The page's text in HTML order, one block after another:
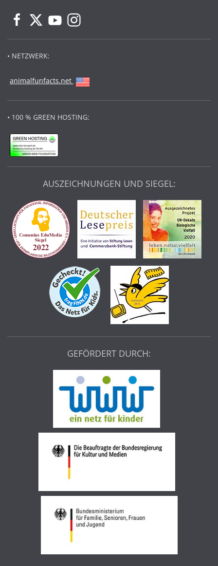
• NETZWERK:
animalfunfacts.net
• 100 % GREEN HOSTING:
AUSZEICHNUNGEN UND SIEGEL:
GEFÖRDERT DURCH: